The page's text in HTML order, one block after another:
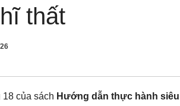
thất
của sách Hướng dẫn thực hành siêu